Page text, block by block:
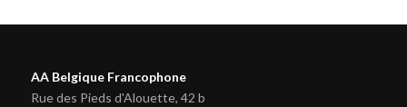
AA Belgique Francophone
Rue des Pieds d'Alouette, 42 b